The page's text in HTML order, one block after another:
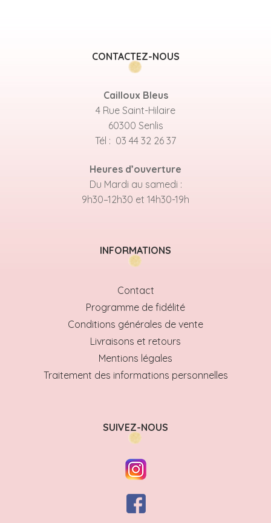
CONTACTEZ-NOUS
Cailloux Bleus
4 Rue Saint-Hilaire
60300 Senlis
Tél : 03 44 32 26 37
Heures d’ouverture
Du Mardi au samedi :
9h30–12h30 et 14h30-19h
INFORMATIONS
Contact
Programme de fidélité
Conditions générales de vente
Livraisons et retours
Mentions légales
Traitement des informations personnelles
SUIVEZ-NOUS